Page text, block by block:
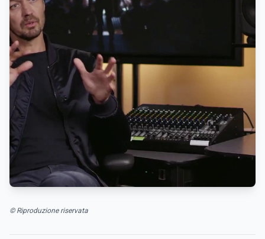
© Riproduzione riservata